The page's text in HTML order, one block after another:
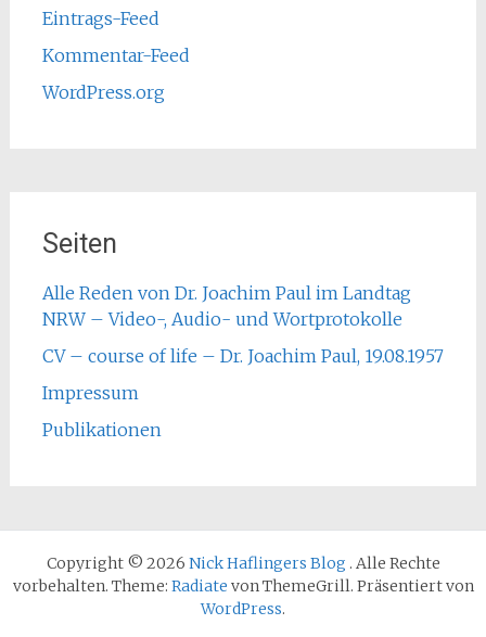
Eintrags-Feed
Kommentar-Feed
WordPress.org
Seiten
Alle Reden von Dr. Joachim Paul im Landtag
NRW – Video-, Audio- und Wortprotokolle
CV – course of life – Dr. Joachim Paul, 19.08.1957
Impressum
Publikationen
Copyright © 2026 Nick Haflingers Blog . Alle Rechte
vorbehalten. Theme: Radiate von ThemeGrill. Präsentiert von
WordPress.